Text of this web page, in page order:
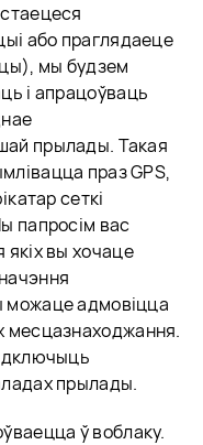
або праглядаеце
мы будзем
і апрацоўваць
прылады. Такая
праз GPS,
сеткі
папросім вас
вы хочаце
адмовіцца
месцазнаходжання.
прылады.
ў воблаку.